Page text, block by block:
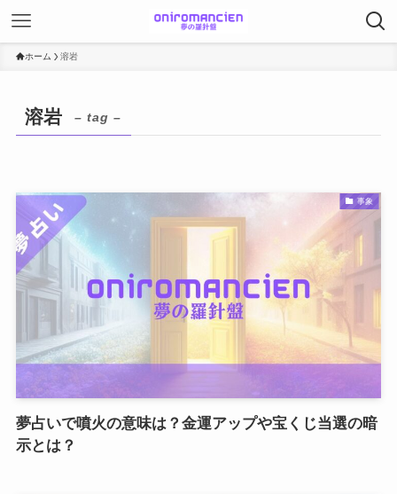
ホーム 溶岩
溶岩 – tag –
事象
夢占いで噴火の意味は？金運アップや宝くじ当選の暗
示とは？